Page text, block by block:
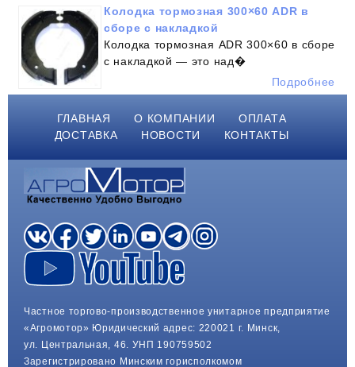
Колодка тормозная 300×60 ADR в
сборе с накладкой
Колодка тормозная ADR 300×60 в сборе
с накладкой — это над�
Подробнее
ГЛАВНАЯ О КОМПАНИИ
ОПЛАТА
ДОСТАВКА
НОВОСТИ КОНТАКТЫ
Частное торгово-производственное унитарное предприятие
«Агромотор» Юридический адрес: 220021 г. Минск,
ул. Центральная, 46. УНП 190759502
Зарегистрировано Минским горисполкомом